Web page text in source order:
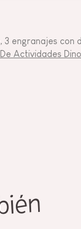
3 engranajes
Actividades Dino